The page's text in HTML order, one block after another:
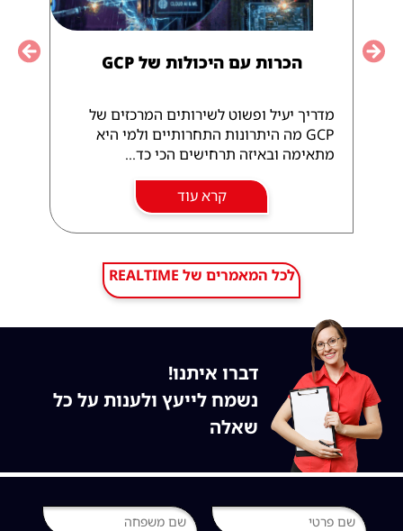
הכרות עם היכולות של GCP
מדריך יעיל ופשוט לשירותים המרכזים של
GCP מה היתרונות התחרותיים ולמי היא
מתאימה ובאיזה תרחישים הכי כד...
קרא עוד
Previous
REALTIME לכל המאמרים של
דברו איתנו!
נשמח לייעץ ולענות על כל
שאלה